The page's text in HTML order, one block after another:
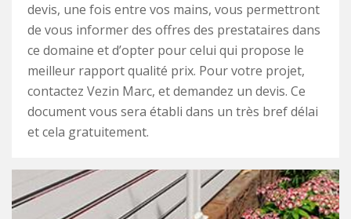
devis, une fois entre vos mains, vous permettront
de vous informer des offres des prestataires dans
ce domaine et d’opter pour celui qui propose le
meilleur rapport qualité prix. Pour votre projet,
contactez Vezin Marc, et demandez un devis. Ce
document vous sera établi dans un très bref délai
et cela gratuitement.